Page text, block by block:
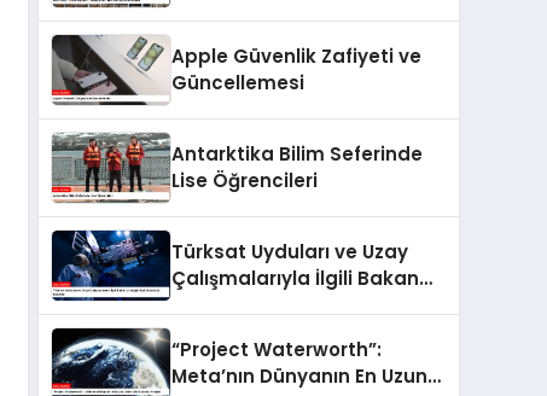
Apple Güvenlik Zafiyeti ve
Güncellemesi
Antarktika Bilim Seferinde
Lise Öğrencileri
Türksat Uyduları ve Uzay
Çalışmalarıyla İlgili Bakan
“Project Waterworth”:
Meta’nın Dünyanın En Uzun